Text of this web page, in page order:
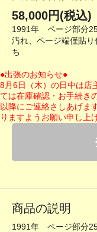
58,000円(税込)
1991年 ページ部分
汚れ、ページ端僅貼
ち
●出張のお知らせ●
8月6日（木）の日中は店
ては在庫確認・お手続き
以降にご連絡さしあげま
りますようお願い申し上
商品の説明
1991年 ページ部分